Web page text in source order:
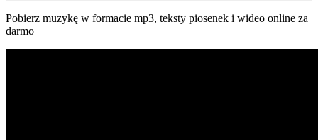
Pobierz muzykę w formacie mp3, teksty piosenek i wideo online za
darmo